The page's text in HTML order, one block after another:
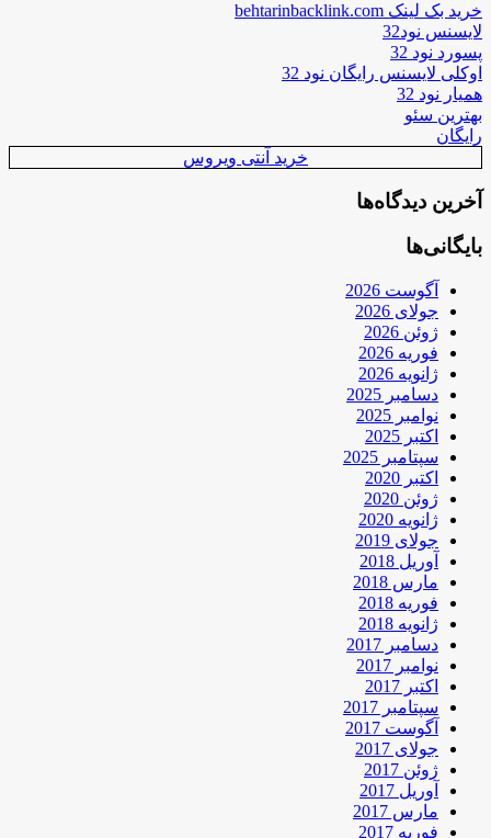
خرید بک لینک behtarinbacklink.com
لایسنس نود32
پسورد نود 32
اوکلی لایسنس رایگان نود 32
همیار نود 32
بهترین سئو
رایگان
خرید آنتی ویروس
آخرین دیدگاه‌ها
بایگانی‌ها
آگوست 2026
جولای 2026
ژوئن 2026
فوریه 2026
ژانویه 2026
دسامبر 2025
نوامبر 2025
اکتبر 2025
سپتامبر 2025
اکتبر 2020
ژوئن 2020
ژانویه 2020
جولای 2019
آوریل 2018
مارس 2018
فوریه 2018
ژانویه 2018
دسامبر 2017
نوامبر 2017
اکتبر 2017
سپتامبر 2017
آگوست 2017
جولای 2017
ژوئن 2017
آوریل 2017
مارس 2017
فوریه 2017